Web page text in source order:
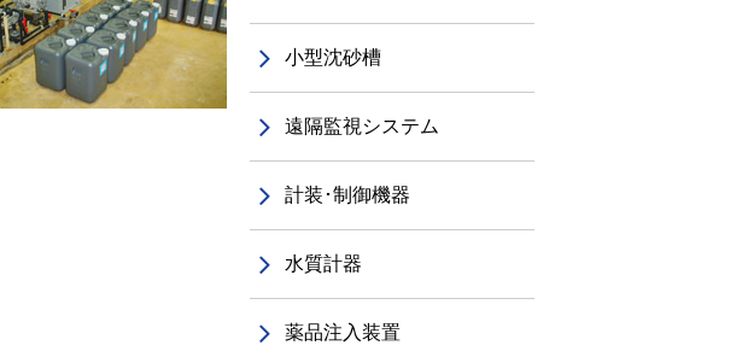
小型沈砂槽
遠隔監視システム
計装･制御機器
水質計器
薬品注入装置